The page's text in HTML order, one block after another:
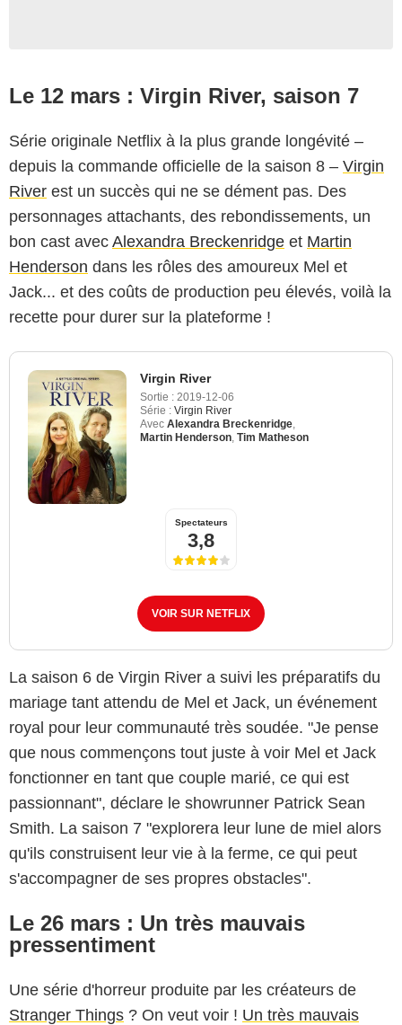
Le 12 mars : Virgin River, saison 7
Série originale Netflix à la plus grande longévité –
depuis la commande officielle de la saison 8 – Virgin
River est un succès qui ne se dément pas. Des
personnages attachants, des rebondissements, un
bon cast avec Alexandra Breckenridge et Martin
Henderson dans les rôles des amoureux Mel et
Jack... et des coûts de production peu élevés, voilà la
recette pour durer sur la plateforme !
Virgin River
Sortie : 2019-12-06
Série : Virgin River
Avec Alexandra Breckenridge
Martin Henderson Tim Matheson
Spectateurs
3,8
VOIR SUR NETFLIX
La saison 6 de Virgin River a suivi les préparatifs du
mariage tant attendu de Mel et Jack, un événement
royal pour leur communauté très soudée. "Je pense
que nous commençons tout juste à voir Mel et Jack
fonctionner en tant que couple marié, ce qui est
passionnant", déclare le showrunner Patrick Sean
Smith. La saison 7 "explorera leur lune de miel alors
qu'ils construisent leur vie à la ferme, ce qui peut
s'accompagner de ses propres obstacles".
Le 26 mars : Un très mauvais
pressentiment
Une série d'horreur produite par les créateurs de
Stranger Things ? On veut voir ! Un très mauvais